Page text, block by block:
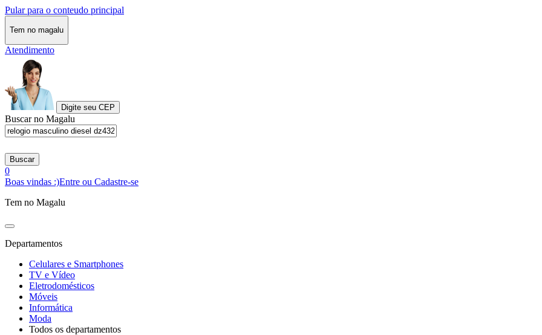
Pular para o conteudo principal
Tem no magalu
Atendimento
Digite seu CEP
Buscar no Magalu
Buscar
0
Boas vindas :)Entre ou Cadastre-se
Tem no Magalu
Departamentos
Celulares e Smartphones
TV e Vídeo
Eletrodomésticos
Móveis
Informática
Moda
Todos os departamentos